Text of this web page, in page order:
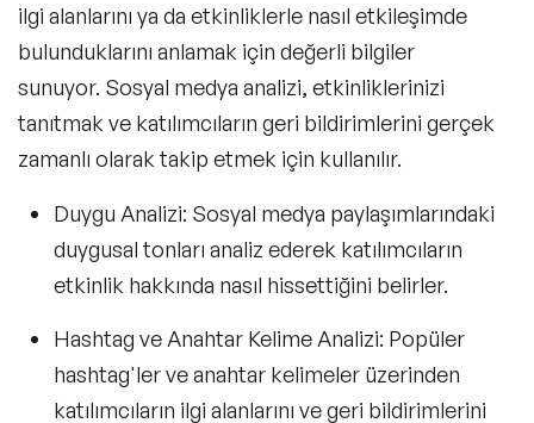
ilgi alanlarını ya da etkinliklerle nasıl etkileşimde
bulunduklarını anlamak için değerli bilgiler
sunuyor. Sosyal medya analizi, etkinliklerinizi
tanıtmak ve katılımcıların geri bildirimlerini gerçek
zamanlı olarak takip etmek için kullanılır.
Duygu Analizi: Sosyal medya paylaşımlarındaki
duygusal tonları analiz ederek katılımcıların
etkinlik hakkında nasıl hissettiğini belirler.
Hashtag ve Anahtar Kelime Analizi: Popüler
hashtag'ler ve anahtar kelimeler üzerinden
katılımcıların ilgi alanlarını ve geri bildirimlerini